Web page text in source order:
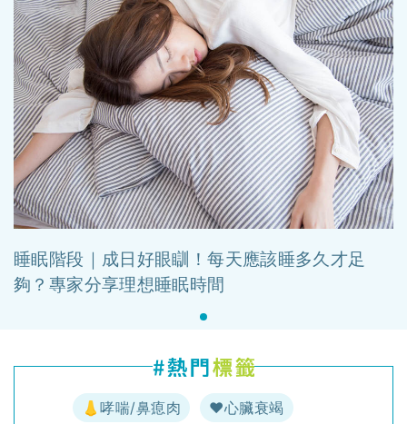
睡眠階段｜成日好眼瞓！每天應該睡多久才足
夠？專家分享理想睡眠時間
👃哮喘/鼻瘜肉 ♥️心臟衰竭